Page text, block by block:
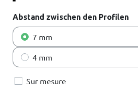
Abstand zwischen den Profilen
7 mm
4 mm
Sur mesure